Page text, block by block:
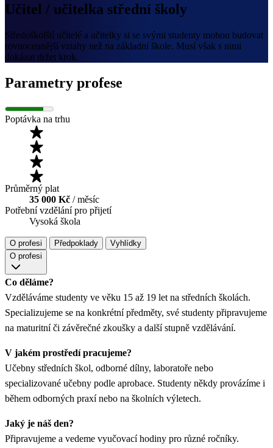
Učitel / učitelka střední školy
Středoškolští učitelé a učitelky si se svými studenty mohou budovat
rovnocennější vztahy než na základní škole. Musí však s nimi
dokázat držet krok.
Parametry profese
Poptávka na trhu
Průměrný plat
35 000 Kč / měsíc
Potřební vzdělání pro přijetí
Vysoká škola
O profesi Předpoklady
Vyhlídky
O profesi
Co děláme?
Vzděláváme studenty ve věku 15 až 19 let na středních školách.
Specializujeme se na konkrétní předměty, své studenty připravujeme
na maturitní či závěrečné zkoušky a další stupně vzdělávání.
V jakém prostředí pracujeme?
Učebny středních škol, odborné dílny, laboratoře nebo
specializované učebny podle aprobace. Studenty někdy provázíme i
během odborných praxí nebo na školních výletech.
Jaký je náš den?
Připravujeme a vedeme vyučovací hodiny pro různé ročníky.